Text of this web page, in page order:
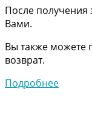
После получения
Вами.
Вы также можете
возврат.
Подробнее